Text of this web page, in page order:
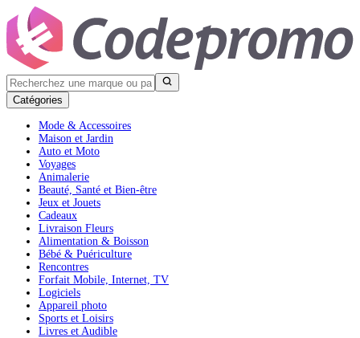
Catégories
Mode & Accessoires
Maison et Jardin
Auto et Moto
Voyages
Animalerie
Beauté, Santé et Bien-être
Jeux et Jouets
Cadeaux
Livraison Fleurs
Alimentation & Boisson
Bébé & Puériculture
Rencontres
Forfait Mobile, Internet, TV
Logiciels
Appareil photo
Sports et Loisirs
Livres et Audible